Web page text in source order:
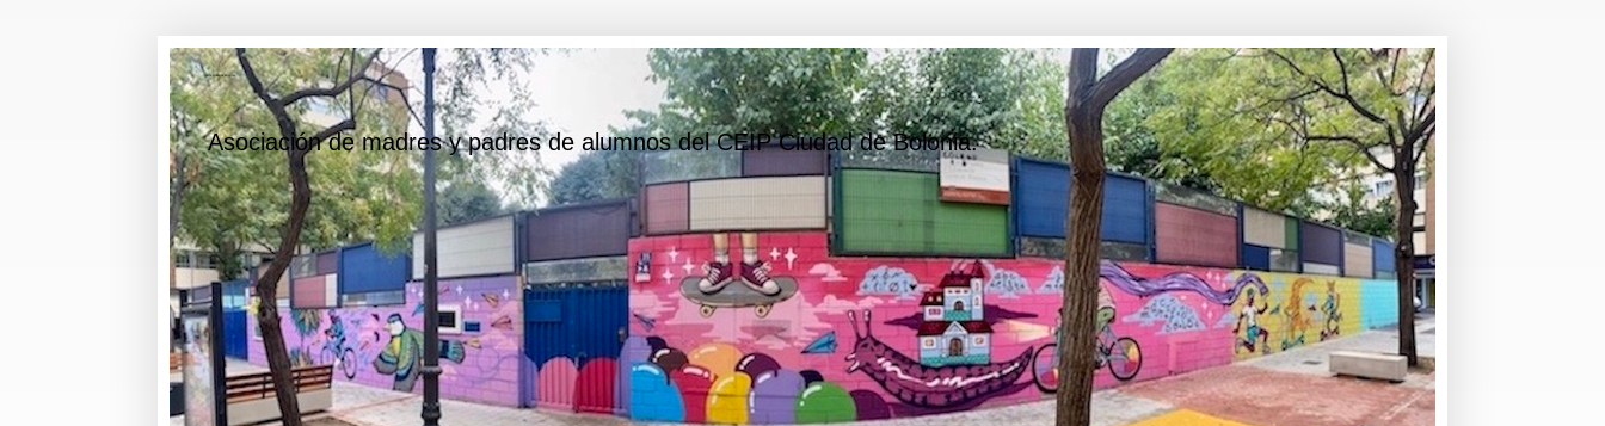
Asociación de madres y padres de alumnos del CEIP Ciudad de Bolonia.